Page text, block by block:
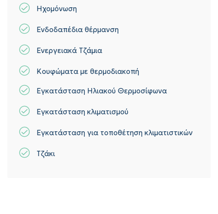
Ηχομόνωση
Ενδοδαπέδια θέρμανση
Ενεργειακά Τζάμια
Κουφώματα με θερμοδιακοπή
Εγκατάσταση Ηλιακού Θερμοσίφωνα
Εγκατάσταση κλιματισμού
Εγκατάσταση για τοποθέτηση κλιματιστικών
Τζάκι